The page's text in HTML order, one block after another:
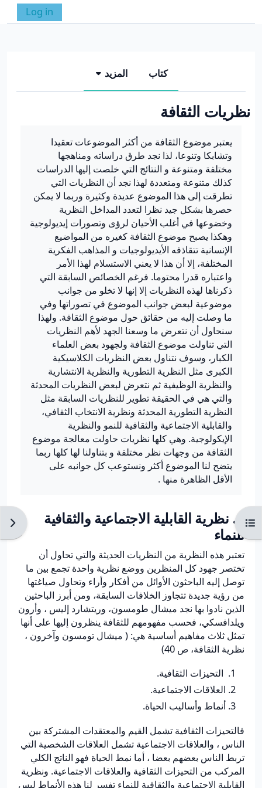
واجهة جانبية
تبديل إدخال البحث
Log in
فتح فهرس المقرر فتح
كتاب المزيد
نظريات الثقافة
يعتبر موضوع الثقافة من أكثر الموضوعات تعقيدا
وتشابكا وتنوعا، لذا نجد طرق دراساته ومناهجها
مختلفة ومتنوعة و النتائج التي خلصت إليها الدراسات
كذلك متنوعة ومتعددة لهذا نجد أن النظريات التي
تطرقت إلى هذا الموضوع عديدة وكثيرة وربما لا يمكن
حصرها بشكل جيد نظرا لتعدد المداخل النظرية
وخضوعها في أغلب الأحيان لرؤى وتصورات إيديولوجية
وهكذا يصبح موضوع الثقافة كغيره من المواضيع
الإنسانية تتقاذفه الأيديولوجيات و المذاهب الفكرية
المختلفة، إلا أن هذا لا يعني الاستسلام لهذا الأمر
واعتباره قدرا محتوما. فرغم الخصائص السابقة التي
ذكرناها لهذه النظريات إلا إنها لا تخلو من جوانب
موضوعية لبعض جوانب الموضوع في تصوراتها وفي
ما وصلت إليه من حقائق حول موضوع الثقافة. ولهذا
سنحاول أن نتعرض ما وسعنا الجهد لأهم النظريات
التي تناولت موضوع الثقافة ولجهود بعض العلماء
الكبار، وسوف نتناول بعض النظريات الكلاسيكية
الكبرى مثل النظرية التطورية والنظرية الانتشارية
والنظرية الوظيفية ثم نتعرض لبعض النظريات المحدثة
والتي هي في الحقيقة تطوير للنظريات السابقة مثل
النظرية التطورية المحدثة ونظرية الانتخاب الثقافي،
والقابلية الاجتماعية والثقافية للنمو والنظرية
الإيكولوجية. وهي كلها نظريات حاولت معالجة موضوع
الثقافة من وجهات نظر مختلفة و بتناولنا لها كلها ربما
يتضح لنا الموضوع أكثر ونستوعب كل جوانبه على
الأقل الظاهرة منها .
8. نظرية القابلية الاجتماعية والثقافية
للنماء
تعتبر هذه النظرية من النظريات الحديثة والتي تحاول أن
تختصر جهود كل المنظرين ووضع نظرية واحدة تجمع بين ما
توصل إليه الباحثون الأوائل من أفكار وأراء وتحاول صياغتها
من رؤية جديدة تتجاوز الخلافات السابقة، ومن أبرز الباحثين
الذين نادوا بها نجد ميشال طومسون، وريتشارد إليس ، وأرون
ويلدافسكي، فحسب مفهومهم للثقافة ينظرون إليها على أنها
تمثل ثلاث مفاهيم أساسية هي: ( ميشال تومسون وآخرون ،
نظرية الثقافة، ص 40)
التحيزات الثقافية.
العلاقات الاجتماعية.
أنماط وأساليب الحياة.
فالتحيزات الثقافية تشمل القيم والمعتقدات المشتركة بين
الناس ، والعلاقات الاجتماعية تشمل العلاقات الشخصية التي
تربط الناس بعضهم بعضا ، أما نمط الحياة فهو الناتج الكلي
المركب من التحيزات الثقافية والعلاقات الاجتماعية. ونظرية
القابلية الاجتماعية والثقافية للنماء تفسر لنا هذه الأنماط ليس